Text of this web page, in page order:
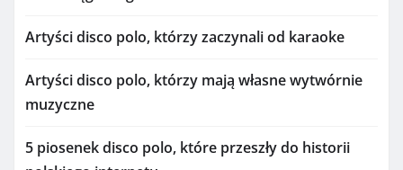
Artyści disco polo, którzy zaczynali od karaoke
Artyści disco polo, którzy mają własne wytwórnie
muzyczne
5 piosenek disco polo, które przeszły do historii